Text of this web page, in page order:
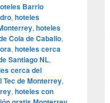
Barrio
, hoteles
, hoteles
Cola de Caballo,
, hoteles cerca
Santiago NL,
cerca del
de Monterrey,
, hoteles con